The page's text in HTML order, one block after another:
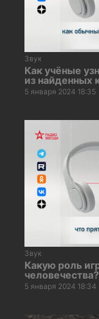
Звук
Как учёные
из найденных
5 января 2024 18:35
Звук
Какую роль
человечества?
5 января 2024 18:34